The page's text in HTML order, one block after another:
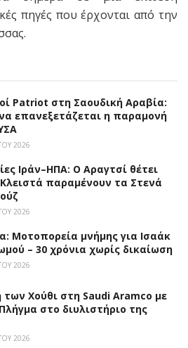
πηγές που έρχονται από την
Patriot στη Σαουδική Αραβία:
επανεξετάζεται η παραμονή
2026
Ιράν–ΗΠΑ: Ο Αραγτσί θέτει
παραμένουν τα Στενά
2026
Μοτοπορεία μνήμης για Ισαάκ
– 30 χρόνια χωρίς δικαίωση
2026
των Χούθι στη Saudi Aramco με
στο διυλιστήριο της
2026